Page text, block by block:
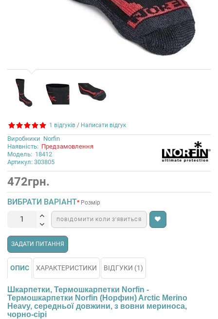
1 відгуків / Написати відгук
Виробники Norfin
Наявність: Предзамовлення
Модель: 18412
Артикул: 303805
472грн.
ВИБРАТИ ВАРІАНТ Розмір
ПОВІДОМИТИ КОЛИ З’ЯВИТЬСЯ
ЗАДАТИ ПИТАННЯ
ОПИС ХАРАКТЕРИСТИКИ ВІДГУКИ (1)
Шкарпетки, Термошкарпетки Norfin -
Термошкарпетки Norfin (Норфин) Arctic Merino
Heavy, середньої довжини, з вовни мериноса,
чорно-сірі